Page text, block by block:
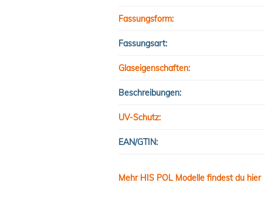
Fassungsform:
Fassungsart:
Glaseigenschaften:
Beschreibungen:
UV-Schutz:
EAN/GTIN:
Mehr HIS POL Modelle findest du hier